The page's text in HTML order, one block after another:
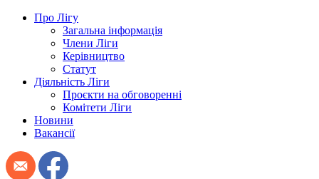
Про Лігу
Загальна інформація
Члени Ліги
Керівництво
Статут
Діяльність Ліги
Проєкти на обговоренні
Комітети Ліги
Новини
Вакансії